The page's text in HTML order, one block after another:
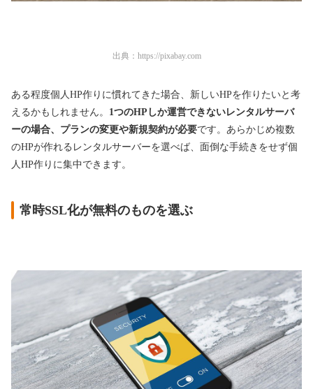
出典： https://pixabay.com
ある程度個人HP作りに慣れてきた場合、新しいHPを作りたいと考
えるかもしれません。 1つのHPしか運営できないレンタルサーバ
ーの場合、プランの変更や新規契約が必要です。あらかじめ複数
のHPが作れるレンタルサーバーを選べば、面倒な手続きをせず個
人HP作りに集中できます。
常時SSL化が無料のものを選ぶ